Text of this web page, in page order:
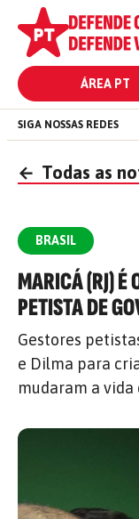
ÁREA PT
SIGA NOSSAS REDES
← Todas as
BRASIL
MARICÁ (RJ) É
PETISTA DE
Gestores
e Dilma para
mudaram a vida